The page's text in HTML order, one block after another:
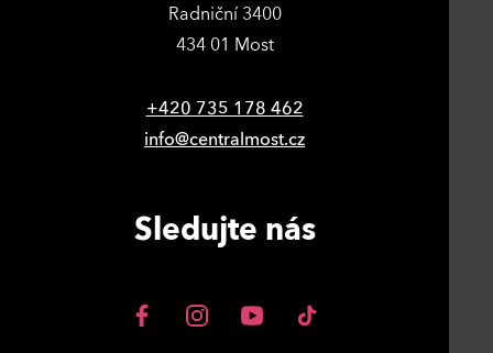
Radniční 3400
434 01 Most
+420 735 178 462
info@centralmost.cz
Sledujte nás